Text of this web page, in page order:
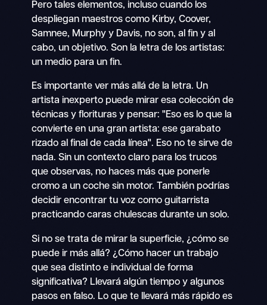
Pero tales elementos, incluso cuando los
despliegan maestros como Kirby, Coover,
Samnee, Murphy y Davis, no son, al fin y al
cabo, un objetivo. Son la letra de los artistas:
un medio para un fin.
Es importante ver más allá de la letra. Un
artista inexperto puede mirar esa colección de
técnicas y florituras y pensar: "Eso es lo que la
convierte en una gran artista: ese garabato
rizado al final de cada línea". Eso no te sirve de
nada. Sin un contexto claro para los trucos
que observas, no haces más que ponerle
cromo a un coche sin motor. También podrías
decidir encontrar tu voz como guitarrista
practicando caras chulescas durante un solo.
Si no se trata de mirar la superficie, ¿cómo se
puede ir más allá? ¿Cómo hacer un trabajo
que sea distinto e individual de forma
significativa? Llevará algún tiempo y algunos
pasos en falso. Lo que te llevará más rápido es